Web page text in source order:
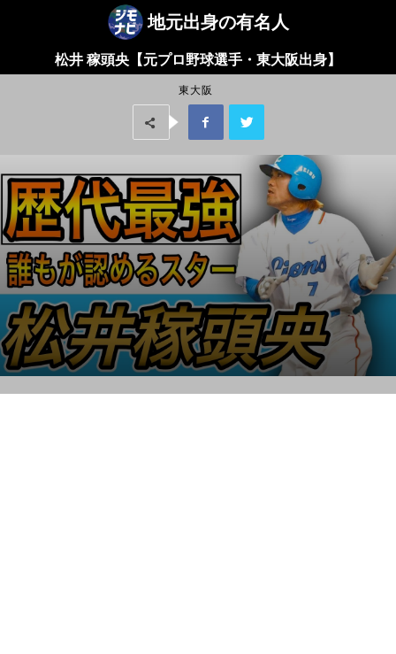
地元出身の有名人
松井 稼頭央【元プロ野球選手・東大阪出身】
東大阪